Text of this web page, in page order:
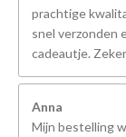
prachtige
snel verzonden
cadeautje.
Anna
Mijn bestelling